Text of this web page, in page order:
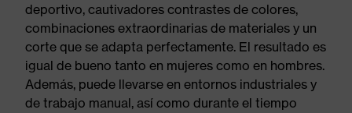
deportivo, cautivadores contrastes de colores,
combinaciones extraordinarias de materiales y un
corte que se adapta perfectamente. El resultado es
igual de bueno tanto en mujeres como en hombres.
Además, puede llevarse en entornos industriales y
de trabajo manual, así como durante el tiempo